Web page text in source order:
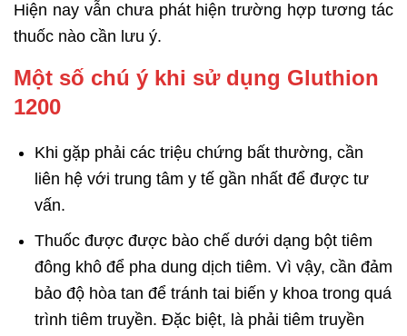
Hiện nay vẫn chưa phát hiện trường hợp tương tác
thuốc nào cần lưu ý.
Một số chú ý khi sử dụng Gluthion
1200
Khi gặp phải các triệu chứng bất thường, cần
liên hệ với trung tâm y tế gần nhất để được tư
vấn.
Thuốc được được bào chế dưới dạng bột tiêm
đông khô để pha dung dịch tiêm. Vì vậy, cần đảm
bảo độ hòa tan để tránh tai biến y khoa trong quá
trình tiêm truyền. Đặc biệt, là phải tiêm truyền